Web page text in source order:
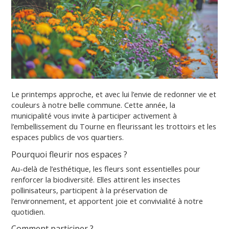
Le printemps approche, et avec lui l’envie de redonner vie et
couleurs à notre belle commune. Cette année, la
municipalité vous invite à participer activement à
l’embellissement du Tourne en fleurissant les trottoirs et les
espaces publics de vos quartiers.
Pourquoi fleurir nos espaces ?
Au-delà de l’esthétique, les fleurs sont essentielles pour
renforcer la biodiversité. Elles attirent les insectes
pollinisateurs, participent à la préservation de
l’environnement, et apportent joie et convivialité à notre
quotidien.